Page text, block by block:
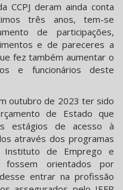
CCPJ deram ainda conta
três anos, tem-se
de participações,
e de pareceres a
fez também aumentar o
e funcionários deste
outubro de 2023 ter sido
de Estado que
estágios de acesso à
através dos programas
Instituto de Emprego e
fossem orientados por
entrar na profissão